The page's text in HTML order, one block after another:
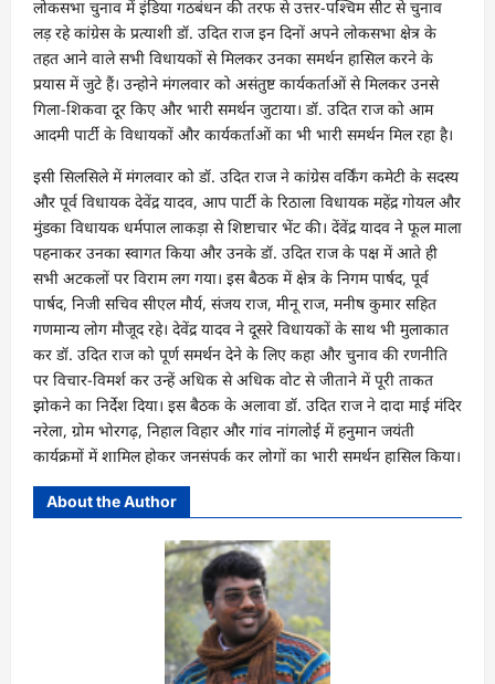
लोकसभा चुनाव में इंडिया गठबंधन की तरफ से उत्तर-पश्चिम सीट से चुनाव
लड़ रहे कांग्रेस के प्रत्याशी डॉ. उदित राज इन दिनों अपने लोकसभा क्षेत्र के
तहत आने वाले सभी विधायकों से मिलकर उनका समर्थन हासिल करने के
प्रयास में जुटे हैं। उन्होने मंगलवार को असंतुष्ट कार्यकर्ताओं से मिलकर उनसे
गिला-शिकवा दूर किए और भारी समर्थन जुटाया। डॉ. उदित राज को आम
आदमी पार्टी के विधायकों और कार्यकर्ताओं का भी भारी समर्थन मिल रहा है।
इसी सिलसिले में मंगलवार को डॉ. उदित राज ने कांग्रेस वर्किंग कमेटी के सदस्य
और पूर्व विधायक देवेंद्र यादव, आप पार्टी के रिठाला विधायक महेंद्र गोयल और
मुंडका विधायक धर्मपाल लाकड़ा से शिष्टाचार भेंट की। देंवेंद्र यादव ने फूल माला
पहनाकर उनका स्वागत किया और उनके डॉ. उदित राज के पक्ष में आते ही
सभी अटकलों पर विराम लग गया। इस बैठक में क्षेत्र के निगम पार्षद, पूर्व
पार्षद, निजी सचिव सीएल मौर्य, संजय राज, मीनू राज, मनीष कुमार सहित
गणमान्य लोग मौजूद रहे। देवेंद्र यादव ने दूसरे विधायकों के साथ भी मुलाकात
कर डॉ. उदित राज को पूर्ण समर्थन देने के लिए कहा और चुनाव की रणनीति
पर विचार-विमर्श कर उन्हें अधिक से अधिक वोट से जीताने में पूरी ताकत
झोकने का निर्देश दिया। इस बैठक के अलावा डॉ. उदित राज ने दादा माई मंदिर
नरेला, ग्रोम भोरगढ़, निहाल विहार और गांव नांगलोई में हनुमान जयंती
कार्यक्रमों में शामिल होकर जनसंपर्क कर लोगों का भारी समर्थन हासिल किया।
About the Author